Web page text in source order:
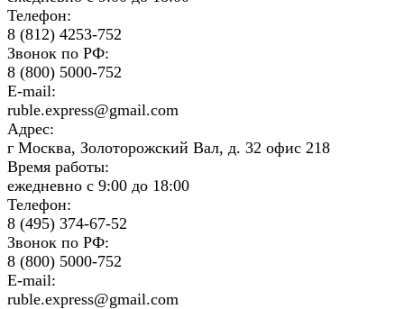
Телефон:
8 (812) 4253-752
Звонок по РФ:
8 (800) 5000-752
E-mail:
ruble.express@gmail.com
Адрес:
г Москва, Золоторожский Вал, д. 32 офис 218
Время работы:
ежедневно с 9:00 до 18:00
Телефон:
8 (495) 374-67-52
Звонок по РФ:
8 (800) 5000-752
E-mail:
ruble.express@gmail.com